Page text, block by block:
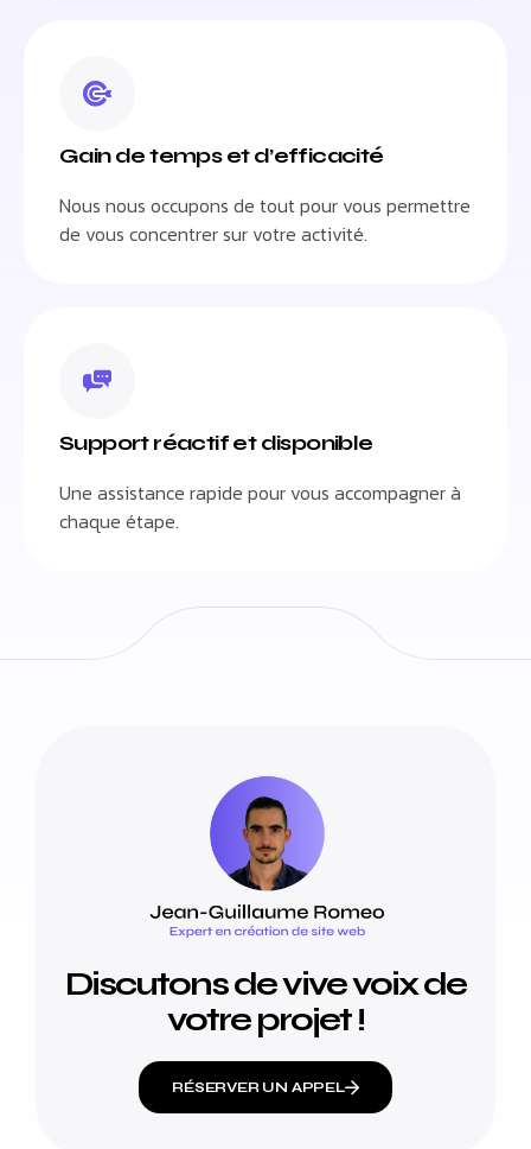
Gain de temps et d’efficacité
Nous nous occupons de tout pour vous permettre
de vous concentrer sur votre activité.
Support réactif et disponible
Une assistance rapide pour vous accompagner à
chaque étape.
Discutons de vive voix de
votre projet !
RÉSERVER UN APPEL